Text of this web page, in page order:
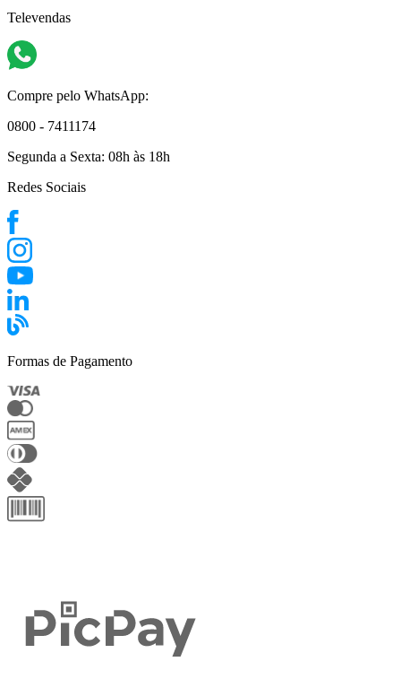
Televendas
Compre pelo WhatsApp:
0800 - 7411174
Segunda a Sexta: 08h às 18h
Redes Sociais
Formas de Pagamento